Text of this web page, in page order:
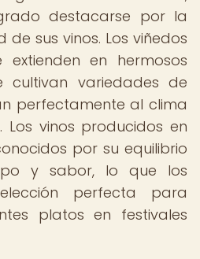
destacarse por la
sus vinos. Los viñedos
en hermosos
cultivan variedades de
perfectamente al clima
vinos producidos en
por su equilibrio
y sabor, lo que los
perfecta para
platos en festivales